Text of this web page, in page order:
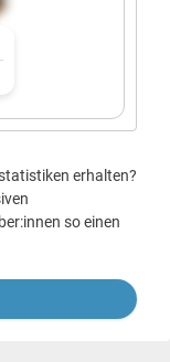
erhalten?
so einen